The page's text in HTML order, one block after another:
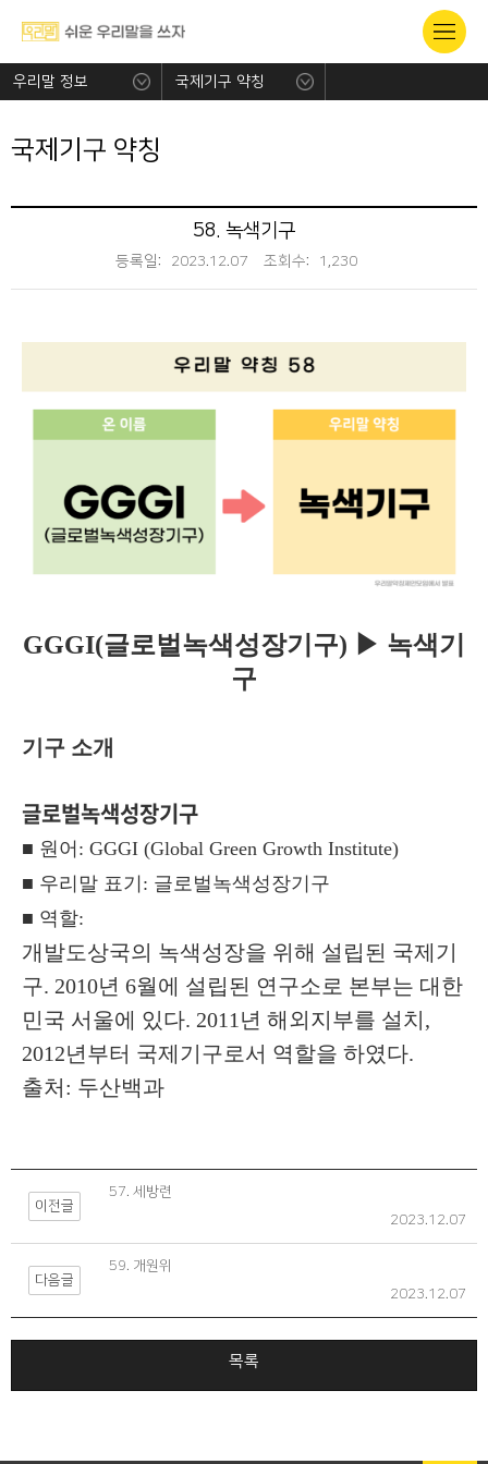
우리말 정보 국제기구 약칭
국제기구 약칭
58. 녹색기구
등록일: 2023.12.07 조회수: 1,230
GGGI(글로벌녹색성장기구) ▶ 녹색기
구
기구 소개
글로벌녹색성장기구
■ 원어: GGGI (Global Green Growth Institute)
■ 우리말 표기: 글로벌녹색성장기구
■ 역할:
개발도상국의 녹색성장을 위해 설립된 국제기
구. 2010년 6월에 설립된 연구소로 본부는 대한
민국 서울에 있다. 2011년 해외지부를 설치,
2012년부터 국제기구로서 역할을 하였다.
출처: 두산백과
이전글
57. 세방련
2023.12.07
다음글
59. 개원위
2023.12.07
목록